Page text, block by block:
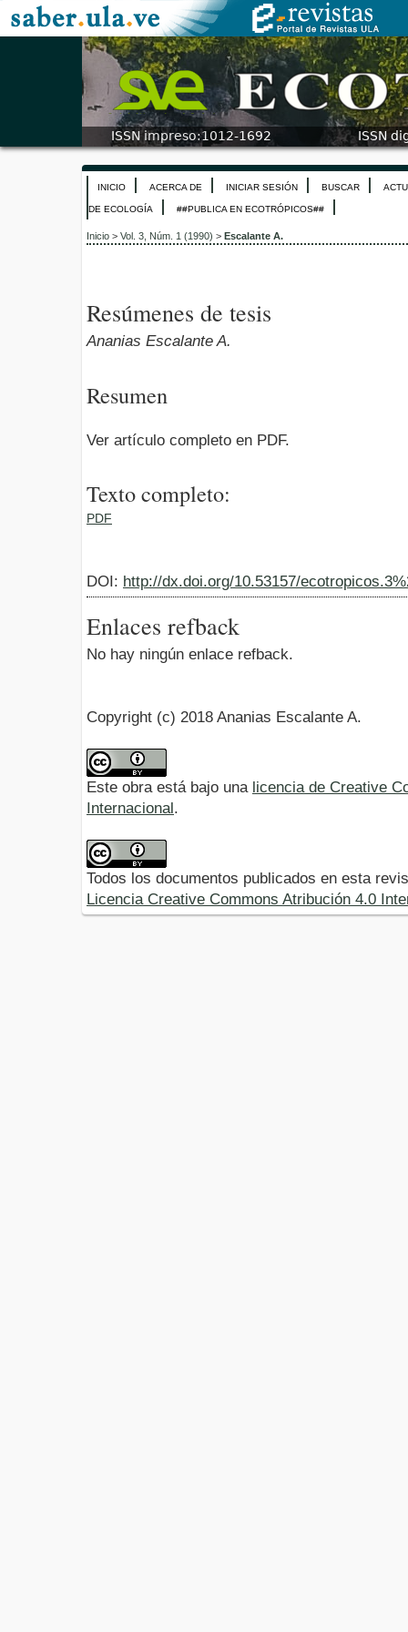
INICIO ACERCA DE INICIAR SESIÓN BUSCAR
DE ECOLOGÍA ##PUBLICA EN ECOTRÓPICOS##
Inicio > Vol. 3, Núm. 1 (1990) > Escalante A.
Resúmenes de tesis
Ananias Escalante A.
Resumen
Ver artículo completo en PDF.
Texto completo:
PDF
DOI: http://dx.doi.org/10.53157/
Enlaces refback
No hay ningún enlace refback.
Copyright (c) 2018 Ananias Escalante A.
Este obra está bajo una licencia de Creative
Internacional.
Todos los documentos publicados en esta
Licencia Creative Commons Atribución 4.0